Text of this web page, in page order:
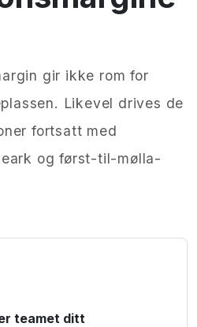
gir ikke rom for
Likevel drives de
fortsatt med
og først-til-mølla-
teamet ditt